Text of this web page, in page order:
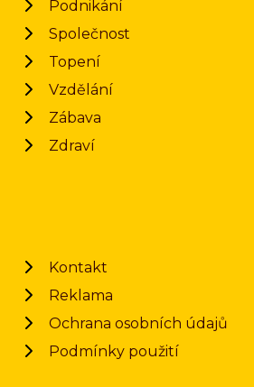
Podnikání
Společnost
Topení
Vzdělání
Zábava
Zdraví
Kontakt
Reklama
Ochrana osobních údajů
Podmínky použití